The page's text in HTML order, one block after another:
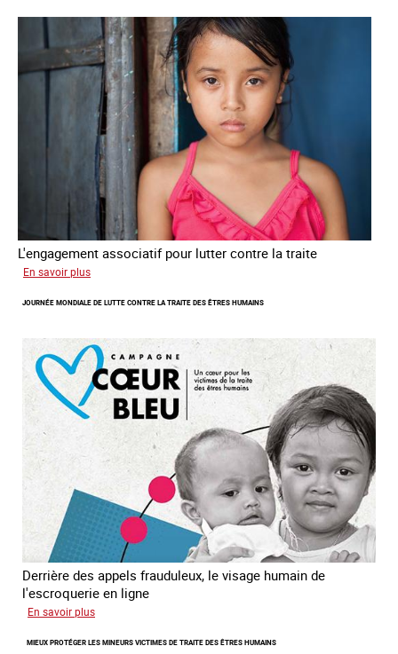
L'engagement associatif pour lutter contre la traite
En savoir plus
des
en
Asie
du
sud
est
JOURNÉE MONDIALE DE LUTTE CONTRE LA TRAITE DES ÊTRES HUMAINS
Derrière des appels frauduleux, le visage humain de
l'escroquerie en ligne
En savoir plus
mondiale
MIEUX PROTÉGER LES MINEURS VICTIMES DE TRAITE DES ÊTRES HUMAINS